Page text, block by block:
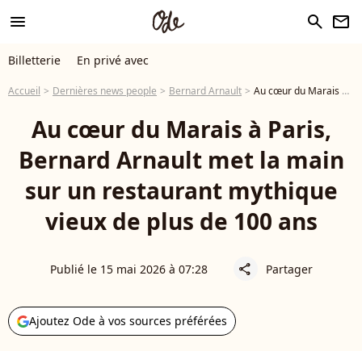
menu search newsletter
Billetterie En privé avec
Accueil Dernières news people Bernard Arnault Au cœur du Marais à Paris, Bernard Arnault met la main sur un restaurant mythique vieux de plus de 100 ans
Au cœur du Marais à Paris,
Bernard Arnault met la main
sur un restaurant mythique
vieux de plus de 100 ans
Publié le 15 mai 2026 à 07:28 share Partager
Ajoutez Ode à vos sources préférées